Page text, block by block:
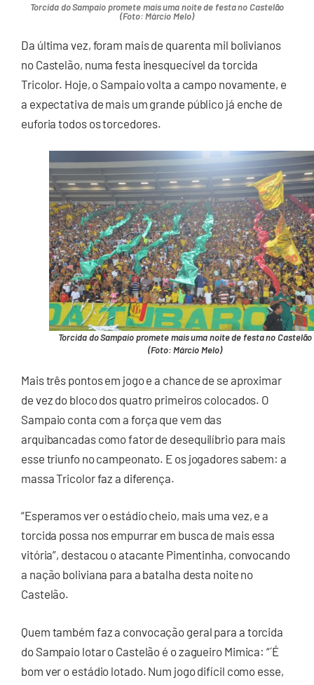
Torcida do Sampaio promete mais uma noite de festa no Castelão
(Foto: Márcio Melo)
Da última vez, foram mais de quarenta mil bolivianos
no Castelão, numa festa inesquecível da torcida
Tricolor. Hoje, o Sampaio volta a campo novamente, e
a expectativa de mais um grande público já enche de
euforia todos os torcedores.
Torcida do Sampaio promete mais uma noite de festa no Castelão
(Foto: Márcio Melo)
Mais três pontos em jogo e a chance de se aproximar
de vez do bloco dos quatro primeiros colocados. O
Sampaio conta com a força que vem das
arquibancadas como fator de desequilíbrio para mais
esse triunfo no campeonato. E os jogadores sabem: a
massa Tricolor faz a diferença.
“Esperamos ver o estádio cheio, mais uma vez, e a
torcida possa nos empurrar em busca de mais essa
vitória”, destacou o atacante Pimentinha, convocando
a nação boliviana para a batalha desta noite no
Castelão.
Quem também faz a convocação geral para a torcida
do Sampaio lotar o Castelão é o zagueiro Mimica: “´É
bom ver o estádio lotado. Num jogo difícil como esse,